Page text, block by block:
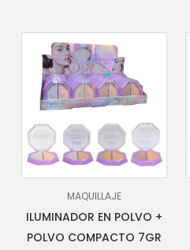
MAQUILLAJE
ILUMINADOR EN POLVO +
POLVO COMPACTO 7GR